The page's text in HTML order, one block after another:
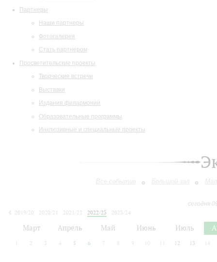
Партнеры
Наши партнеры
Фотогалерея
Стать партнером
Просветительские проекты
Творческие встречи
Выставки
Издания филармонии
Образовательные программы
Инклюзивные и специальные проекты
Все события Большой зал
сегодня
2019/20
2020/21 2021/22 2022/23
2023/24
Март Апрель Май Июнь Июль
2 3 4 5 6 7 8 9 10 12 13 14